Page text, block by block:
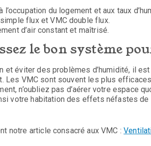
du logement et aux taux
flux et VMC double flux.
d’air constant et maîtrisé.
le bon système
et éviter des problèmes d’humidité, il
Les VMC sont souvent les plus
n’oubliez pas d’aérer votre espace
votre habitation des effets néfastes de
notre article consacré aux VMC :